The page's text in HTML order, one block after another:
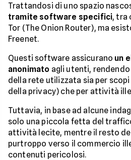
Trattandosi di uno spazio
tramite software specifici, tra
Tor (The Onion Router), ma
Freenet.
Questi software assicurano un
anonimato agli utenti,
della rete utilizzata sia per
della privacy) che per attività
Tuttavia, in base ad alcune
solo una piccola fetta del
attività lecite, mentre il resto
purtroppo verso il commercio
contenuti pericolosi.